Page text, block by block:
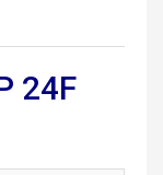
24F